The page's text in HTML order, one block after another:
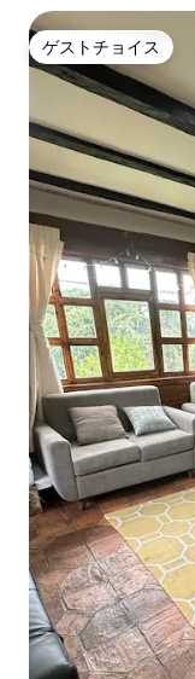
ゲストチョイス
ゲストチョイス